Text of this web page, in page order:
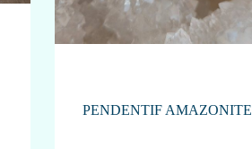
PENDENTIF AMAZONITE